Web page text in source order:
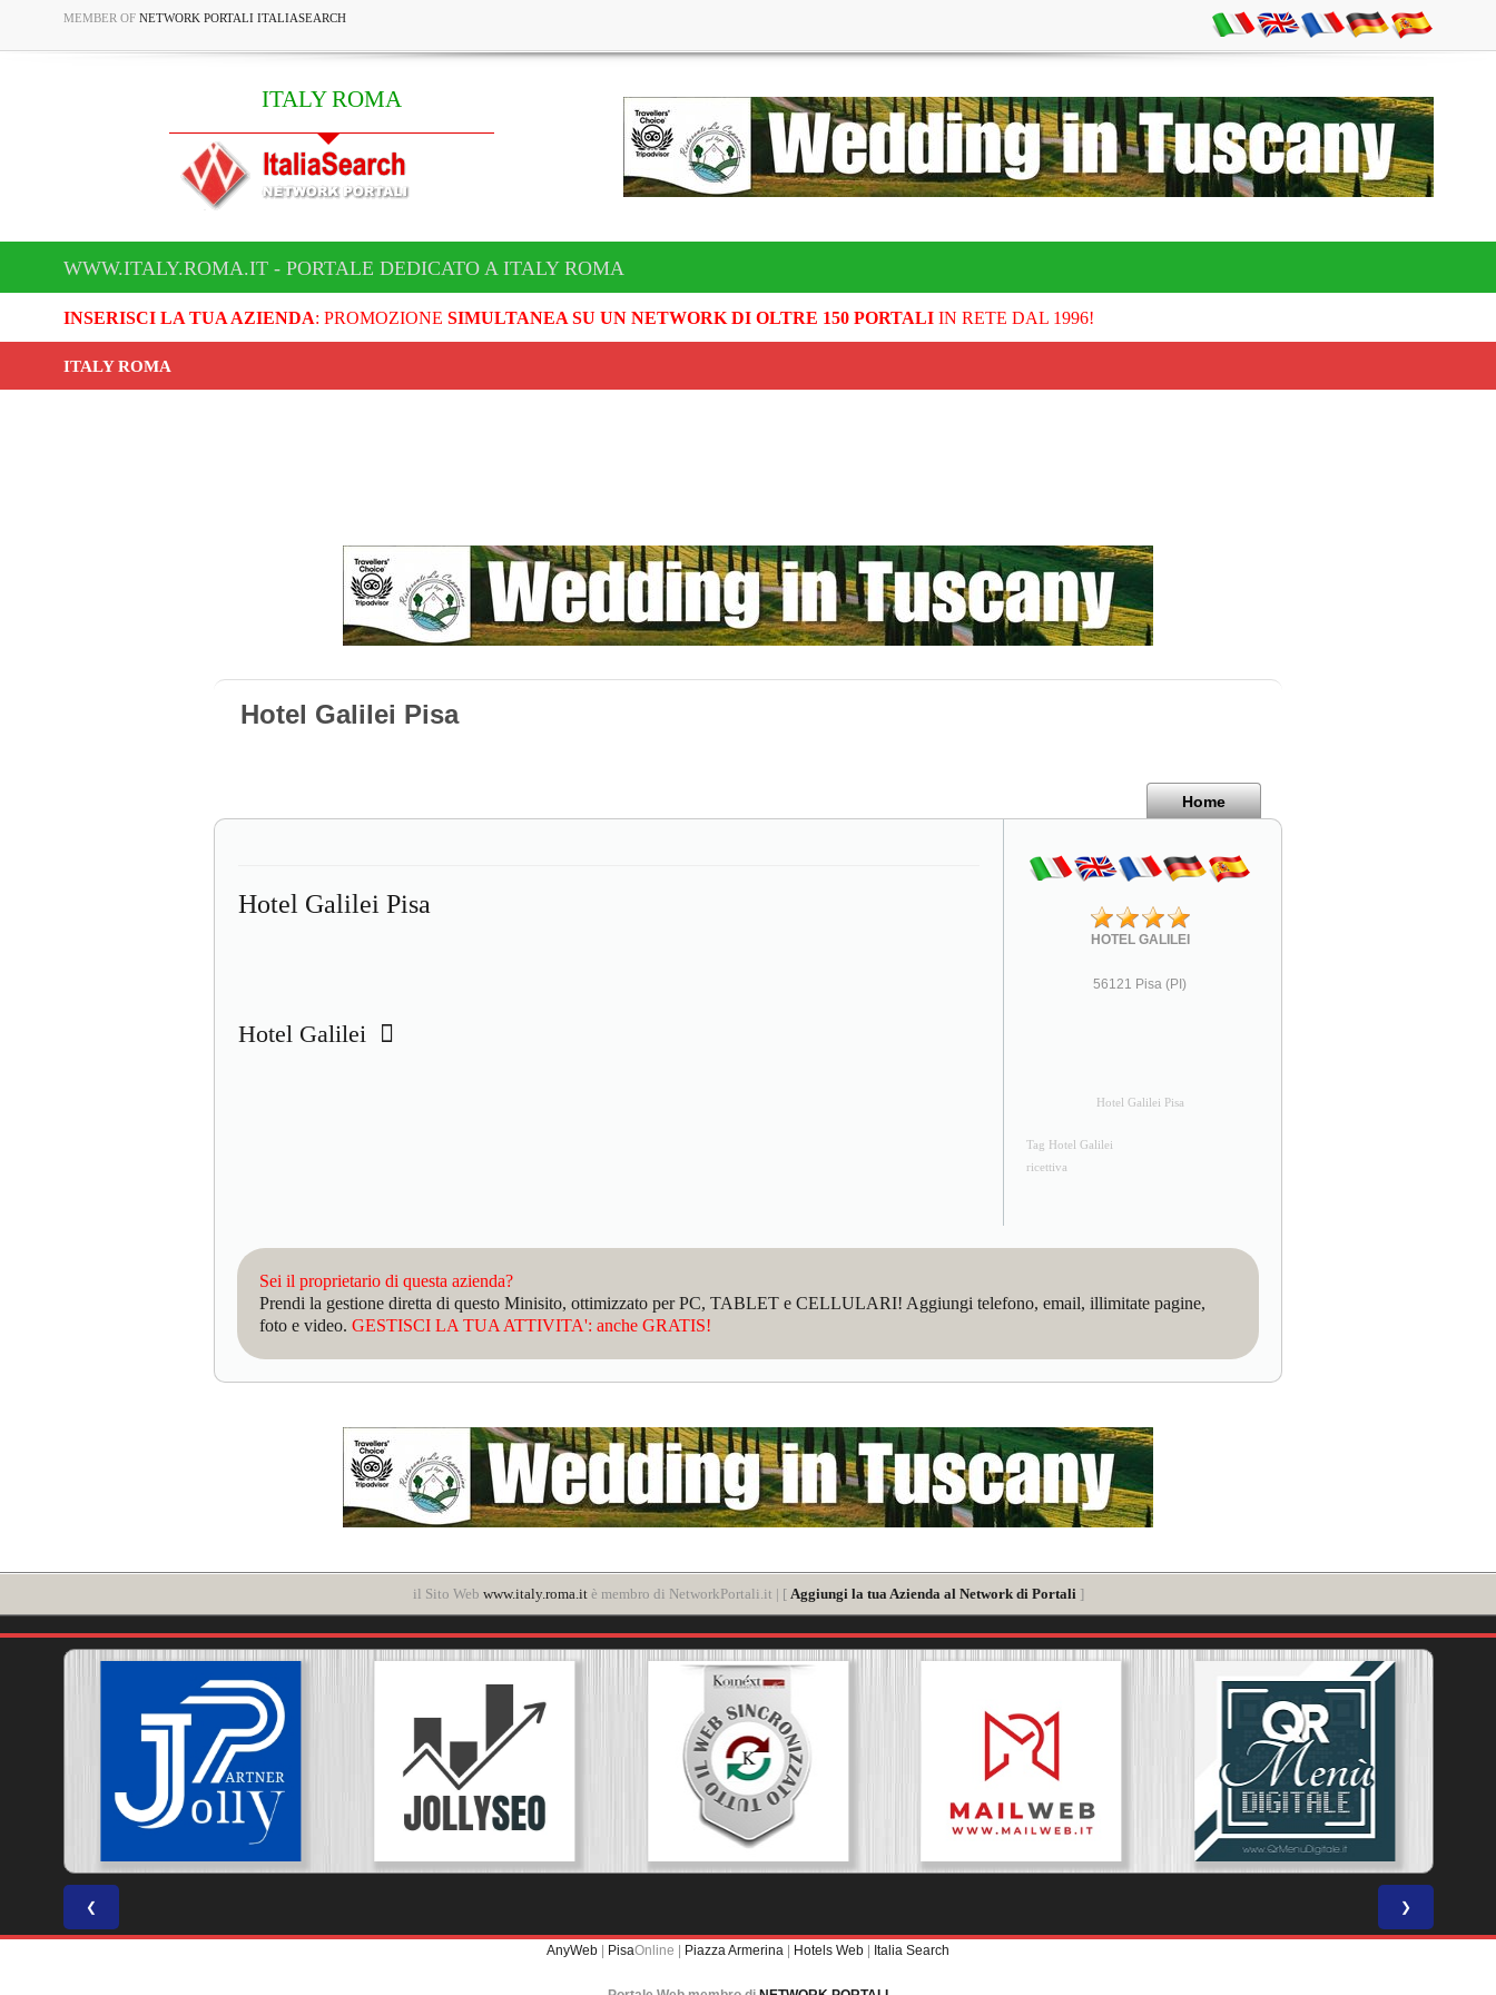
MEMBER OF NETWORK PORTALI ITALIASEARCH
ITALY ROMA
WWW.ITALY.ROMA.IT - PORTALE DEDICATO A ITALY ROMA
INSERISCI LA TUA AZIENDA: PROMOZIONE SIMULTANEA SU UN NETWORK DI OLTRE 150 PORTALIIN RETE DAL 1996!
ITALY ROMA
Hotel Galilei Pisa
Home
Hotel Galilei Pisa
Hotel Galilei
HOTEL GALILEI
56121 Pisa (PI)
Hotel Galilei Pisa
Tag Hotel Galilei
ricettiva
Sei il proprietario di questa azienda?
Prendi la gestione diretta di questo Minisito, ottimizzato per PC, TABLET e CELLULARI! Aggiungi telefono, email, illimitate pagine,
foto e video. GESTISCI LA TUA ATTIVITA': anche GRATIS!
il Sito Web www.italy.roma.itè membro di NetworkPortali.it | [ Aggiungi la tua Azienda al Network di Portali ]
❮ ❯
AnyWeb | PisaOnline | Piazza Armerina | Hotels Web | Italia Search